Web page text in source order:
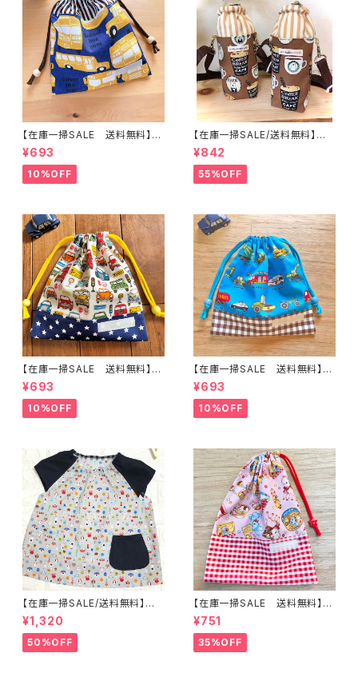
【在庫一掃SALE 送料無料】巾
着袋(小)20×19cmイエロー&
ブルー【スクールバス柄】★ KU.
1041 車 乗り物 くるま scho
ol bus 男の子｜通園通学用の
¥693
10%OFF
【在庫一掃SALE/送料無料】洗
える保温保冷ペットボトルカバー
＆水筒ホルダー【白くまコーヒ
ー】子供用★PS.3233｜通園用
のかわいいトートバッグや子供ス
¥842
55%OFF
【在庫一掃SALE 送料無料】巾
着袋(小)21×20cmホワイト【レ
トロカー柄】★ KU.60 男の子
くるま 車｜通園通学用のかわ
いい巾着袋や入園オーダーHos
¥693
10%OFF
【在庫一掃SALE 送料無料】巾
着袋(小)21×20cmブルー【はた
らく車柄】★ KU.33 男の子 くる
ま 働く｜通園通学用のかわい
い巾着袋や入園オーダーHoshi
¥693
10%OFF
【在庫一掃SALE/送料無料】半
袖子供スモック110cm〜グレー
【ドット絵スペース柄】 ★L.3｜
通園用のかわいいトートバッグや
子供スモックHoshizora☆ほし
¥1,320
50%OFF
【在庫一掃SALE 送料無料】巾
着袋(中)☆31×23cm ピンク【う
さぎ・バンビ・レトロアニマル柄】
★KC.6364 裏地付き 動物
女の子｜通園通学用のかわいい
¥751
35%OFF